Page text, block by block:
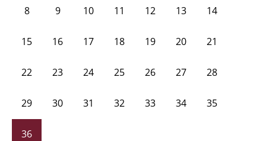
8 9 10 11 12 13 14
15 16 17 18 19 20 21
22 23 24 25 26 27 28
29 30 31 32 33 34 35
36